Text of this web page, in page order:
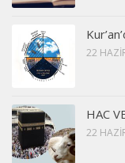
22
HAC
22